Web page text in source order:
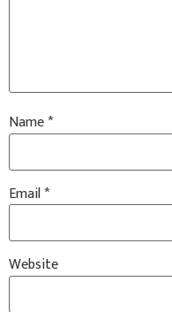
Name*
Email*
Website